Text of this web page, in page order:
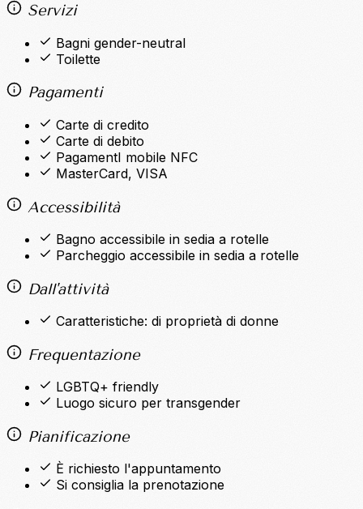
Servizi
Bagni gender-neutral
Toilette
Pagamenti
Carte di credito
Carte di debito
PagamentI mobile NFC
MasterCard, VISA
Accessibilità
Bagno accessibile in sedia a rotelle
Parcheggio accessibile in sedia a rotelle
Dall'attività
Caratteristiche: di proprietà di donne
Frequentazione
LGBTQ+ friendly
Luogo sicuro per transgender
Pianificazione
È richiesto l'appuntamento
Si consiglia la prenotazione